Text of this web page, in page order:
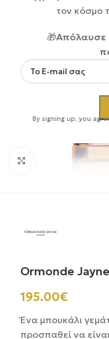
τον κόσμο
🎁Απόλαυσε
By signing up, you
Κάντε κλικ για
Ormonde
195.00€
Ένα μπουκάλι
προσπαθεί να